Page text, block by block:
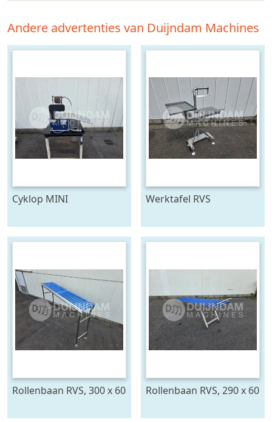
Andere advertenties van Duijndam Machines
Cyklop MINI
Werktafel RVS
Rollenbaan RVS, 300 x 60
Rollenbaan RVS, 290 x 60